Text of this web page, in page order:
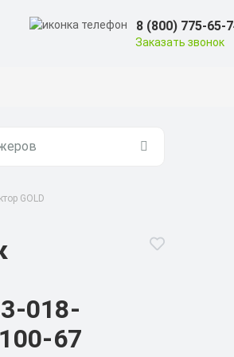
8 (800) 775-65-
Заказать звонок
GOLD
018-
67